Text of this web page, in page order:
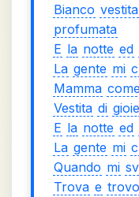
Bianco vestita
profumata
E la notte ed
La gente mi
Mamma come
Vestita di gioie
E la notte ed
La gente mi
Quando mi
Trova e trovo